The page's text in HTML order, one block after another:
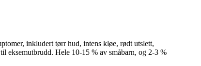
inkludert tørr hud, intens kløe, rødt utslett,
eksemutbrudd. Hele 10-15 % av småbarn, og 2-3 %